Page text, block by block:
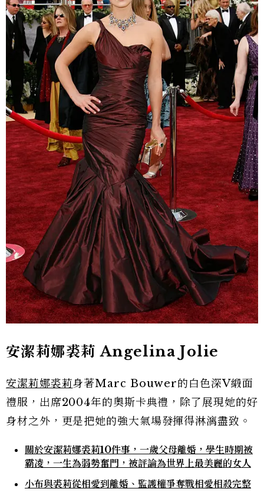
安潔莉娜裘莉 Angelina Jolie
安潔莉娜裘莉身著Marc Bouwer的白色深V緞面
禮服，出席2004年的奧斯卡典禮，除了展現她的好
身材之外，更是把她的強大氣場發揮得淋漓盡致。
關於安潔莉娜裘莉10件事，一歲父母離婚，學生時期被
霸凌，一生為弱勢奮門，被評論為世界上最美麗的女人
小布與裘莉從相愛到離婚、監護權爭奪戰相愛相殺完整